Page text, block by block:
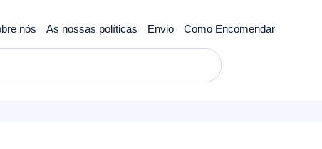
Pacotes de teste
nós As nossas políticas Envio Como Encomendar